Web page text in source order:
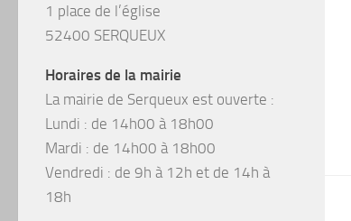
1 place de l’église
52400 SERQUEUX
Horaires de la mairie
La mairie de Serqueux est ouverte :
Lundi : de 14h00 à 18h00
Mardi : de 14h00 à 18h00
Vendredi : de 9h à 12h et de 14h à
18h